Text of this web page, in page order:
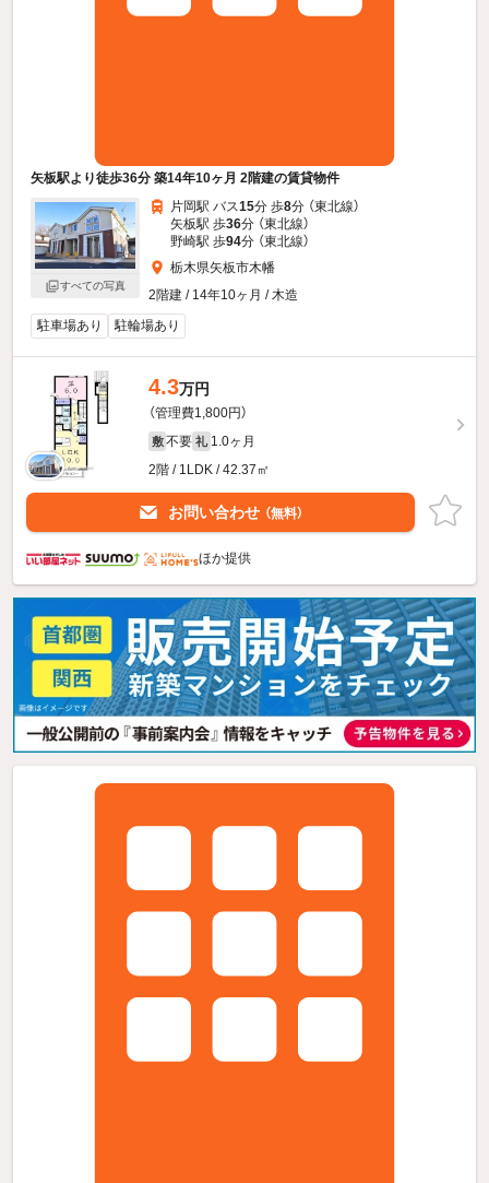
矢板駅より徒歩36分 築14年10ヶ月 2階建の賃貸物件
すべての写真
片岡駅 バス15分 歩8分 （東北線）
矢板駅 歩36分 （東北線）
野崎駅 歩94分 （東北線）
栃木県矢板市木幡
2階建 / 14年10ヶ月 / 木造
駐車場あり
駐輪場あり
4.3万円
（管理費1,800円）
敷 不要 礼 1.0ヶ月
2階 / 1LDK / 42.37㎡
お問い合わせ （無料）
ほか提供